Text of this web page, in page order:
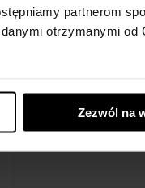
partnerom
otrzymanymi od
Zezwól na